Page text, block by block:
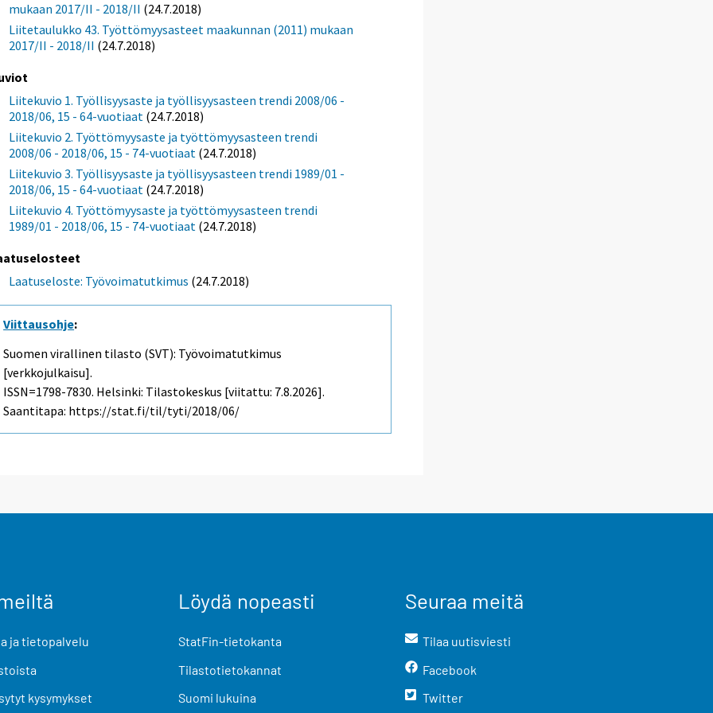
mukaan 2017/II - 2018/II (24.7.2018)
Liitetaulukko 43. Työttömyysasteet maakunnan (2011) mukaan
2017/II - 2018/II (24.7.2018)
Liitekuvio 1. Työllisyysaste ja työllisyysasteen trendi 2008/06 -
2018/06, 15 - 64-vuotiaat (24.7.2018)
Liitekuvio 2. Työttömyysaste ja työttömyysasteen trendi
2008/06 - 2018/06, 15 - 74-vuotiaat (24.7.2018)
Liitekuvio 3. Työllisyysaste ja työllisyysasteen trendi 1989/01 -
2018/06, 15 - 64-vuotiaat (24.7.2018)
Liitekuvio 4. Työttömyysaste ja työttömyysasteen trendi
1989/01 - 2018/06, 15 - 74-vuotiaat (24.7.2018)
Laatuseloste: Työvoimatutkimus (24.7.2018)
Viittausohje:
Suomen virallinen tilasto (SVT): Työvoimatutkimus
[verkkojulkaisu].
ISSN=1798-7830. Helsinki: Tilastokeskus [viitattu: 7.8.2026].
Saantitapa: https://stat.fi/til/tyti/2018/06/
ja tietopalvelu
kysymykset
Löydä nopeasti
StatFin-tietokanta
Tilastotietokannat
Suomi lukuina
Seuraa meitä
Tilaa uutisviesti
Facebook
Twitter